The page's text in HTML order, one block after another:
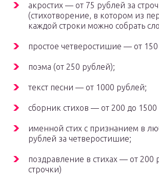
акростих — от 75 рублей за
(стихотворение, в котором из
каждой строки можно собрать
простое четверостишие — от
поэма (от 250 рублей);
текст песни — от 1000 рублей;
сборник стихов — от 200 до 1500
именной стих с признанием в
рублей за четверостишие;
поздравление в стихах — от 200
строчки)